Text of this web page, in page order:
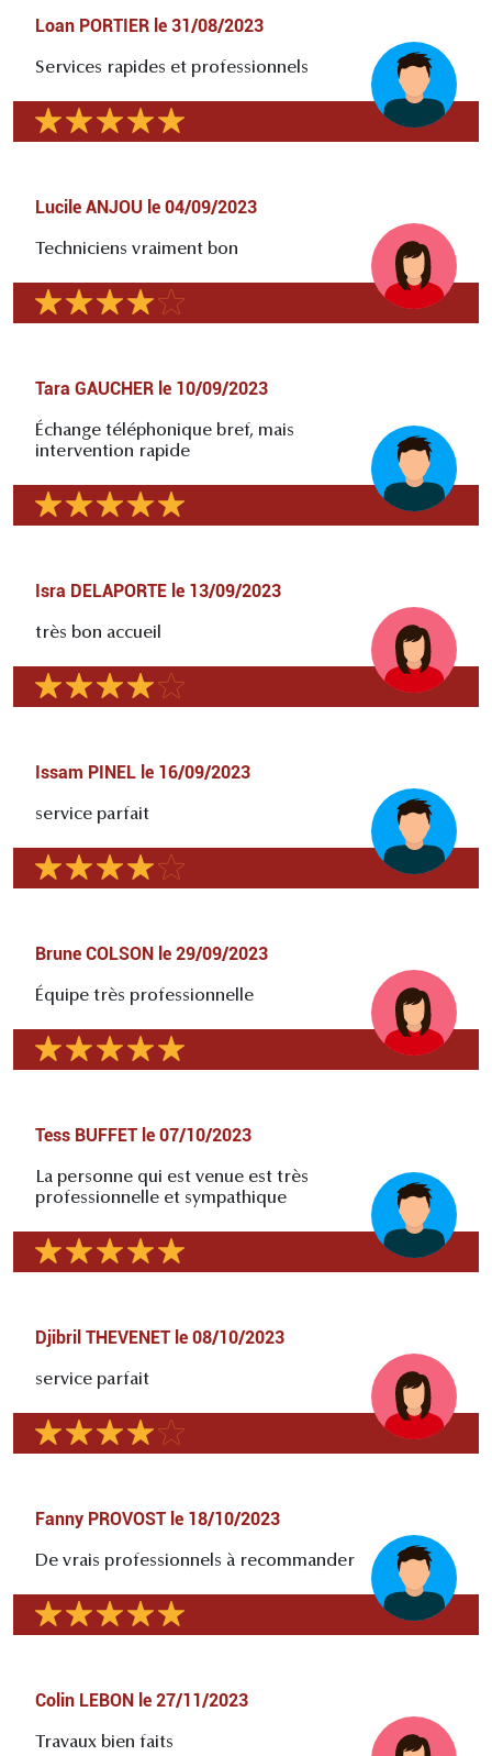
Loan PORTIER le 31/08/2023
Services rapides et professionnels
Lucile ANJOU le 04/09/2023
Techniciens vraiment bon
Tara GAUCHER le 10/09/2023
Échange téléphonique bref, mais
intervention rapide
Isra DELAPORTE le 13/09/2023
très bon accueil
Issam PINEL le 16/09/2023
service parfait
Brune COLSON le 29/09/2023
Équipe très professionnelle
Tess BUFFET le 07/10/2023
La personne qui est venue est très
professionnelle et sympathique
Djibril THEVENET le 08/10/2023
service parfait
Fanny PROVOST le 18/10/2023
De vrais professionnels à recommander
Colin LEBON le 27/11/2023
Travaux bien faits